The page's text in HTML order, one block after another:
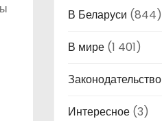
В Беларуси (844)
В мире (1 401)
Законодательство
Интересное (3)